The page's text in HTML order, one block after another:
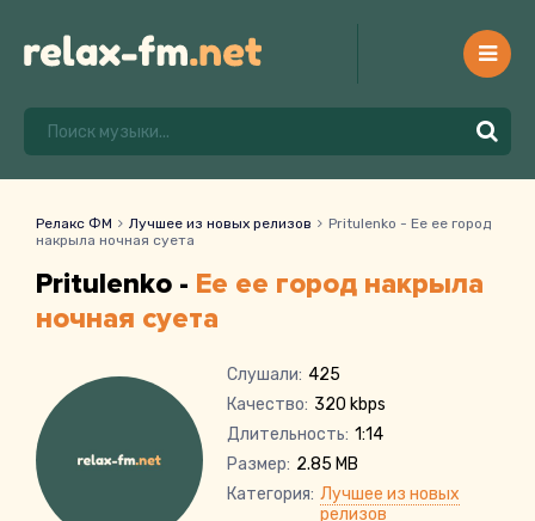
Релакс ФМ Лучшее из новых релизов
Pritulenko - Ее ее город
накрыла ночная суета
Pritulenko - Ее ее город накрыла
ночная суета
Слушали: 425
Качество: 320 kbps
Длительность: 1:14
Размер: 2.85 MB
Категория: Лучшее из новых
релизов